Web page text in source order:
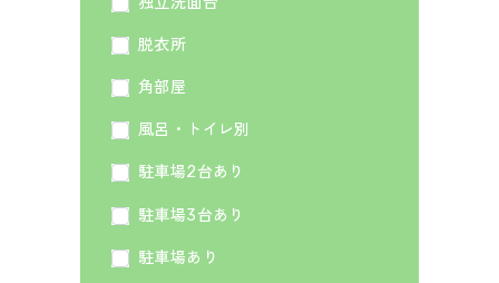
脱衣所
角部屋
風呂・トイレ別
駐車場2台あり
駐車場3台あり
駐車場あり